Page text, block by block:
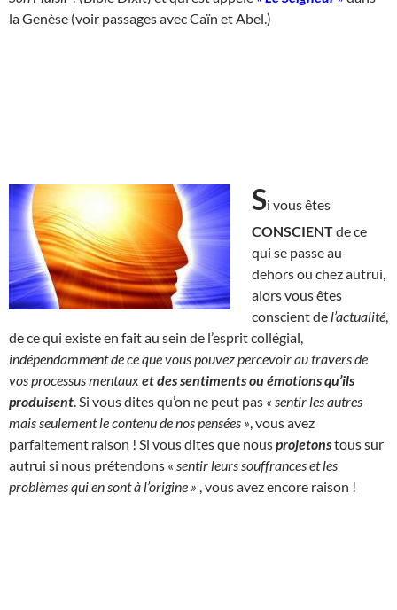
la Genèse (voir passages avec Caïn et Abel.)
Si vous êtes
CONSCIENTde ce
qui se passe au-
dehors ou chez autrui,
alors vous êtes
conscient de l’actualité
de ce qui existe en fait au sein de l’esprit collégial,
indépendamment de ce que vous pouvez percevoir au travers de
vos processus mentauxet des sentiments ou émotions qu’ils
produisent . Si vous dites qu’on ne peut pas « sentir les autres
mais seulement le contenu de nos pensées » , vous avez
parfaitement raison ! Si vous dites que nousprojetonstous sur
autrui si nous prétendons « sentir leurs souffrances et les
problèmes qui en sont à l’origine » , vous avez encore raison !